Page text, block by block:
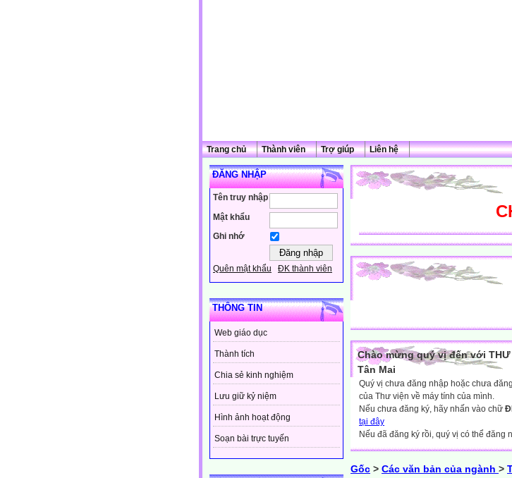
Trang chủ Thành viên Trợ giúp Liên hệ
ĐĂNG NHẬP
Tên truy nhập
Mật khẩu
Ghi nhớ
Quên mật khẩu ĐK thành viên
THÔNG TIN
Web giáo dục
Thành tích
Chia sẻ kinh nghiệm
Lưu giữ kỷ niệm
Hình ảnh hoạt động
Soạn bài trực tuyến
Chào mừng quý vị đến với
Tân Mai
Quý vị chưa đăng nhập hoặc chưa
của Thư viện về máy tính của mình.
Nếu chưa đăng ký, hãy nhấn vào chữ
tại đây
Nếu đã đăng ký rồi, quý vị có thể đăng
Gốc > Các văn bản của ngành >